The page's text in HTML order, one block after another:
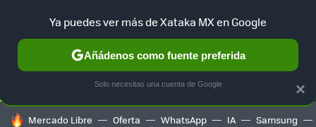
SELECCIÓN GAMING HOME AUTO TERRITORIO
HOY SE HABLA DE
Mercado Libre Oferta WhatsApp IA Samsung
×
Ya puedes ver más de Xataka MX en Google
Añádenos como fuente preferida
Solo necesitas una cuenta de Google